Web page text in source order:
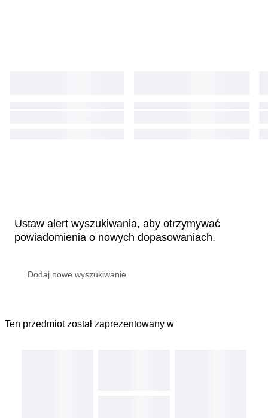
Ustaw alert wyszukiwania, aby otrzymywać
powiadomienia o nowych dopasowaniach.
Ten przedmiot został zaprezentowany w